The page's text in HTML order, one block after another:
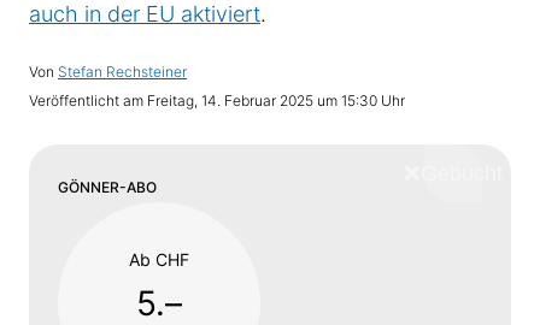
auch in der EU aktiviert.
Von Stefan Rechsteiner
Veröffentlicht am Freitag, 14. Februar 2025 um 15:30 Uhr
GÖNNER-ABO
Ab CHF
5.–